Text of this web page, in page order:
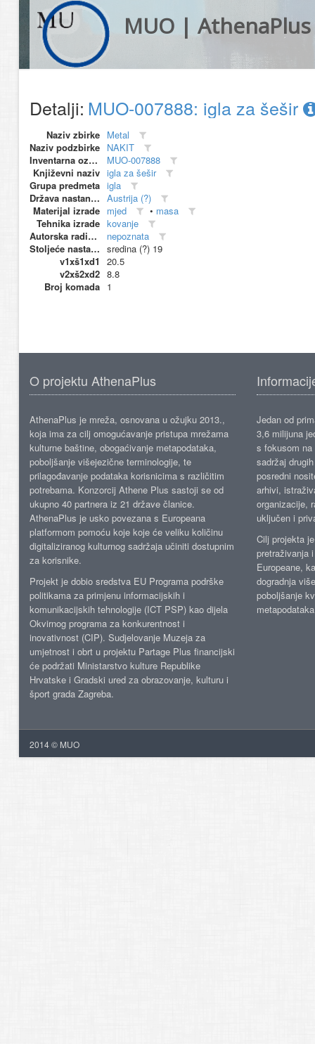
MUO | AthenaPlus
Detalji: MUO-007888: igla za šešir
Naziv zbirke Metal
Naziv podzbirke NAKIT
Inventarna oznaka
MUO-007888
Književni naziv igla za šešir
Grupa predmeta igla
Država nastanka Austrija (?)
Materijal izrade mjed • masa
Tehnika izrade kovanje
Autorska radionica (proizvođač)
nepoznata
Stoljeće nastanka sredina (?) 19
v1xš1xd1
20.5
v2xš2xd2 8.8
Broj komada 1
O projektu AthenaPlus
AthenaPlus je mreža, osnovana u ožujku 2013.,
koja ima za cilj omogućavanje pristupa mrežama
kulturne baštine, obogaćivanje metapodataka,
poboljšanje višejezične terminologije, te
prilagođavanje podataka korisnicima s različitim
potrebama. Konzorcij Athene Plus sastoji se od
ukupno 40 partnera iz 21 države članice.
AthenaPlus je usko povezana s Europeana
platformom pomoću koje koje će veliku količinu
digitaliziranog kulturnog sadržaja učiniti dostupnim
za korisnike.
Projekt je dobio sredstva EU Programa podrške
politikama za primjenu informacijskih i
komunikacijskih tehnologije (ICT PSP) kao dijela
Okvirnog programa za konkurentnost i
inovativnost (CIP). Sudjelovanje Muzeja za
umjetnost i obrt u projektu Partage Plus financijski
će podržati Ministarstvo kulture Republike
Hrvatske i Gradski ured za obrazovanje, kulturu i
šport grada Zagreba.
Jedan od
3,6 milijuna
s fokusom
sadržaj
posredni
arhivi,
organizacije,
uključen i
Cilj projekta
pretraživanja
Europeane,
dogradnja
poboljšanje
2014 © MUO